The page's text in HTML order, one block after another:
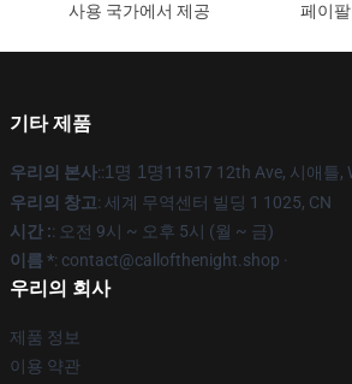
사용 국가에서 제공
페이
기타 제품
우리의 본사::1명 1명11517 12th Ave, 시애틀,
우리의 창고: 세계 무역센터 빌딩 1 1025, CN
시간 :: 오전 9시 ~ 오후 5시 (월 ~ 금)
이름 *: contact@callofthenight.shop ·
우리의 회사
제품 정보
이용 약관